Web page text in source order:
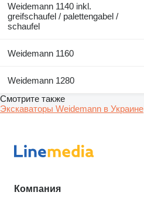
Weidemann 1140 inkl.
greifschaufel / palettengabel /
schaufel
Weidemann 1160
Weidemann 1280
Смотрите также
Экскаваторы Weidemann в Украине
Компания